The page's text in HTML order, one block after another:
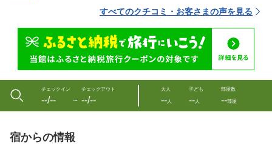
すべてのクチコミ・お客さまの声を見る
チェックイン
--/-- 〜
チェックアウト
--/--
大人
--人
子ども
--人
部屋数
--部屋
宿からの情報